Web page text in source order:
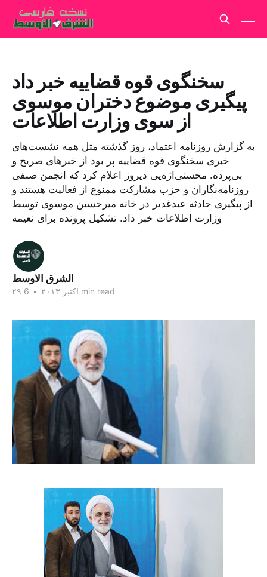
سخنگوی قوه قضاییه خبر داد
پیگیری موضوع دختران موسوی
از سوی وزارت اطلاعات
به گزارش روزنامه اعتماد، روز گذشته مثل همه نشست‌های
خبری سخنگوی قوه قضاییه پر بود از خبرهای صریح و
بی‌پرده. محسنی‌اژه‌یی دیروز اعلام کرد که انجمن صنفی
روزنامه‌نگاران و حزب مشارکت ممنوع از فعالیت هستند و
از پیگیری حادثه عیدغدیر در خانه میرحسین موسوی توسط
وزارت اطلاعات خبر داد. تشکیل پرونده برای نعیمه
الشرق الاوسط
۲۹ اکتبر ۲۰۱۳ • 6 min read